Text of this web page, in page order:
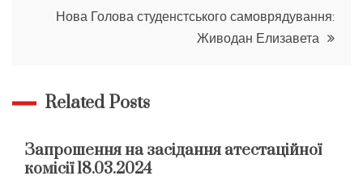
Нова Голова студенстського самоврядування:
Живодан Елизавета
Related Posts
Запрошення на засідання атестаційної
комісії 18.03.2024